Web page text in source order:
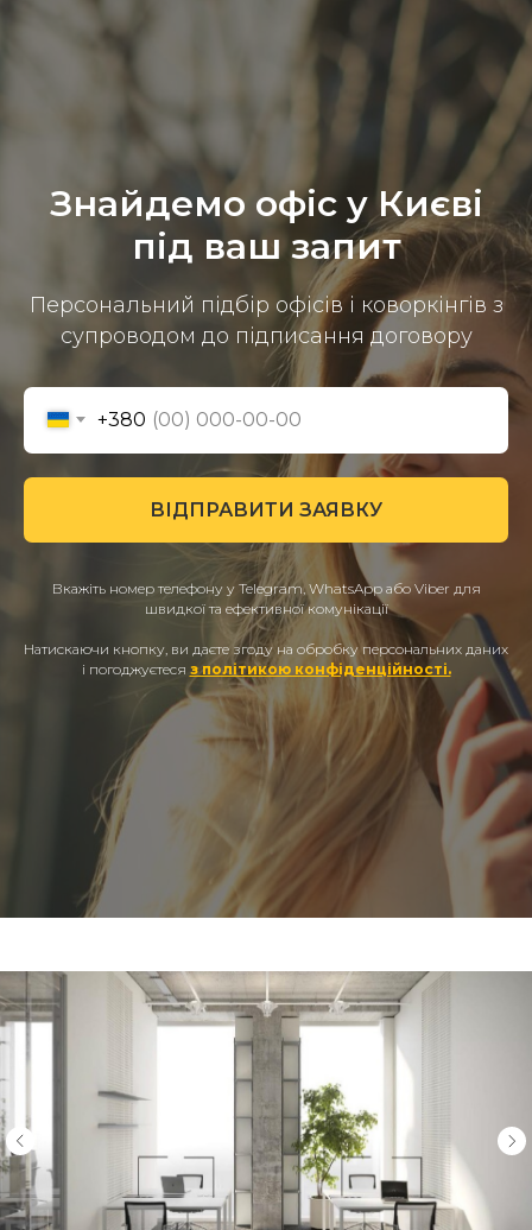
Знайдемо офіс у Києві
під ваш запит
Персональний підбір офісів і коворкінгів з
супроводом до підписання договору
+380
ВІДПРАВИТИ ЗАЯВКУ
Вкажіть номер телефону у Telegram, WhatsApp або Viber для
швидкої та ефективної комунікації
Натискаючи кнопку, ви даєте згоду на обробку персональних даних
і погоджуєтеся з політикою конфіденційності.